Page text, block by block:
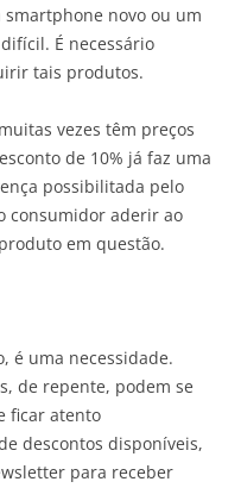
novo ou um
É necessário
tais produtos.
vezes têm preços
de 10% já faz uma
possibilitada pelo
consumidor aderir ao
em questão.
é uma necessidade.
de repente, podem se
ficar atento
descontos disponíveis,
para receber